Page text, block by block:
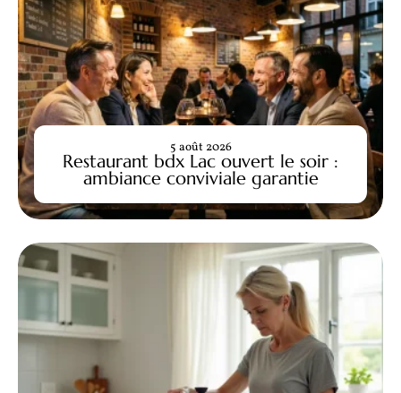
Restaurant bdx Lac ouvert le soir :
ambiance conviviale garantie
5 août 2026